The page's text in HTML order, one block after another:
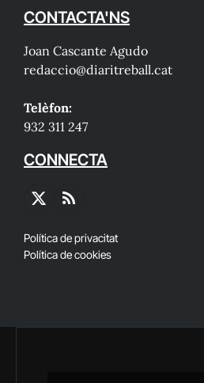
CONTACTA'NS
Joan Cascante Agudo
redaccio@diaritreball.cat
Telèfon:
932 311 247
CONNECTA
X
RSS
Política de privacitat
Política de cookies